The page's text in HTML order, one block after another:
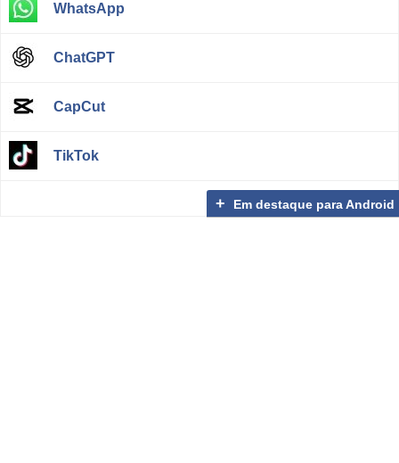
WhatsApp
ChatGPT
CapCut
TikTok
Em destaque para Android